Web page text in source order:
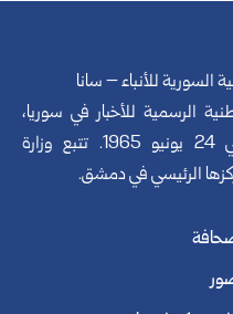
السورية للأنباء – سانا
الرسمية للأخبار في سوريا،
تأسست في 24 يونيو 1965. تتبع وزارة
الرئيسي في دمشق.